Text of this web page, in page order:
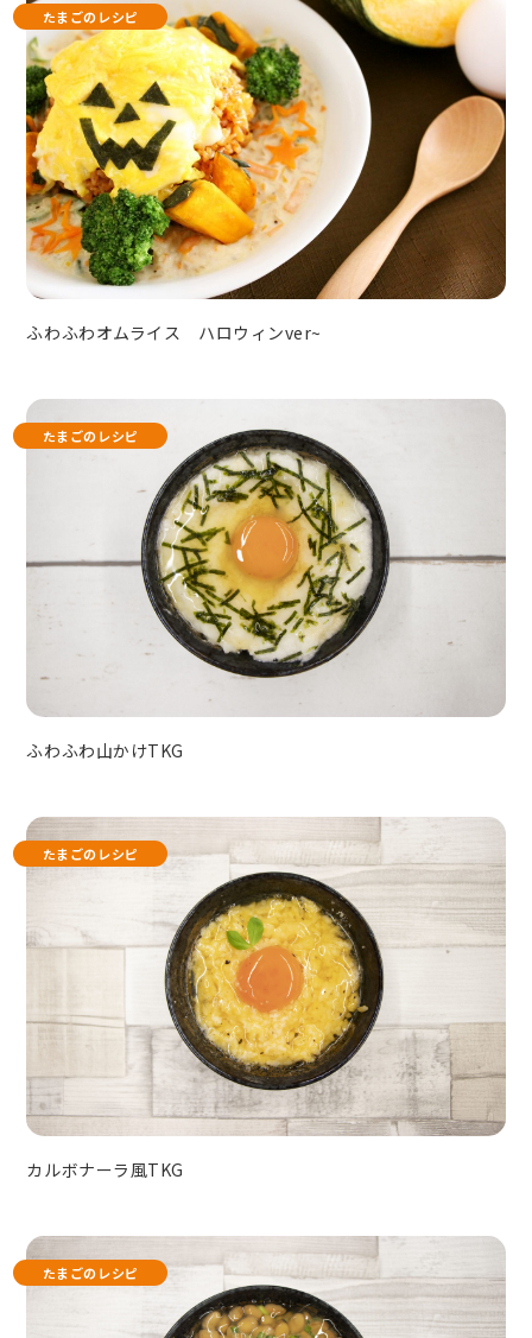
たまごのレシピ
ふわふわオムライス ハロウィンver~
たまごのレシピ
ふわふわ山かけTKG
たまごのレシピ
カルボナーラ風TKG
たまごのレシピ